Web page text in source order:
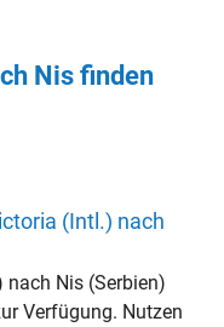
Nis finden
(Intl.) nach
nach Nis (Serbien)
Verfügung. Nutzen